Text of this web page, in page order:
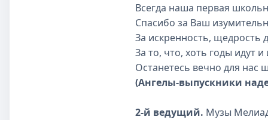
Всегда наша первая
Спасибо за Ваш
За искренность, щедрость
За то, что, хоть годы идут и
Останетесь вечно для нас
(Ангелы-выпуск­ники
2-й ведущий. Музы